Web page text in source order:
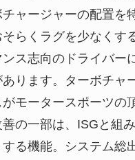
ャージャーの配置を
らくラグを少なくす
ンス志向のドライバー
ります。ターボチャ
モータースポーツの
の一部は、ISGと組
る機能。システム総